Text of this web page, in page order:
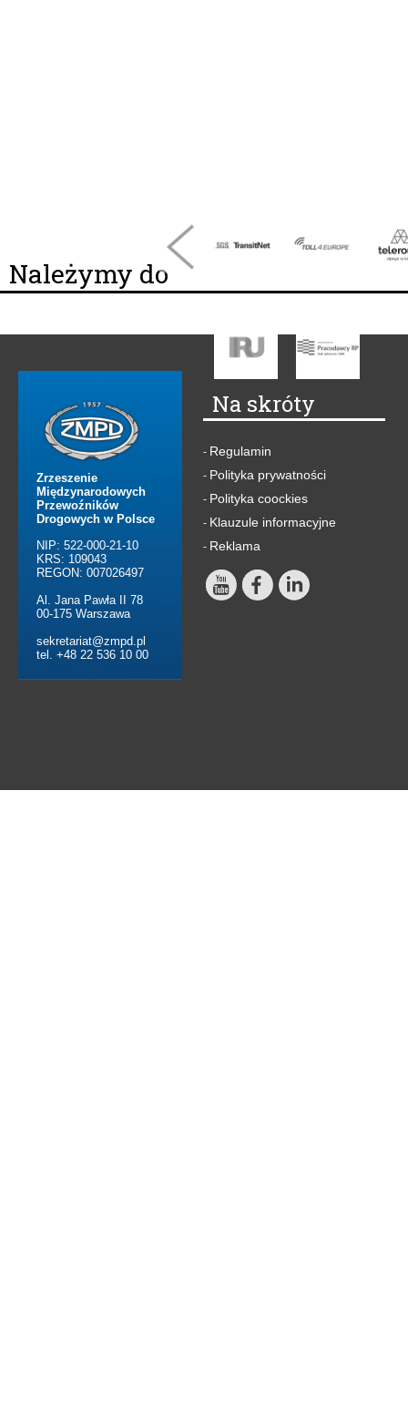
Należymy do
Zrzeszenie
Międzynarodowych
Przewoźników
Drogowych w Polsce
NIP: 522-000-21-10
KRS: 109043
REGON: 007026497
Al. Jana Pawła II 78
00-175 Warszawa
sekretariat@zmpd.pl
tel. +48 22 536 10 00
Na skróty
- Regulamin
- Polityka prywatności
- Polityka coockies
- Klauzule informacyjne
- Reklama